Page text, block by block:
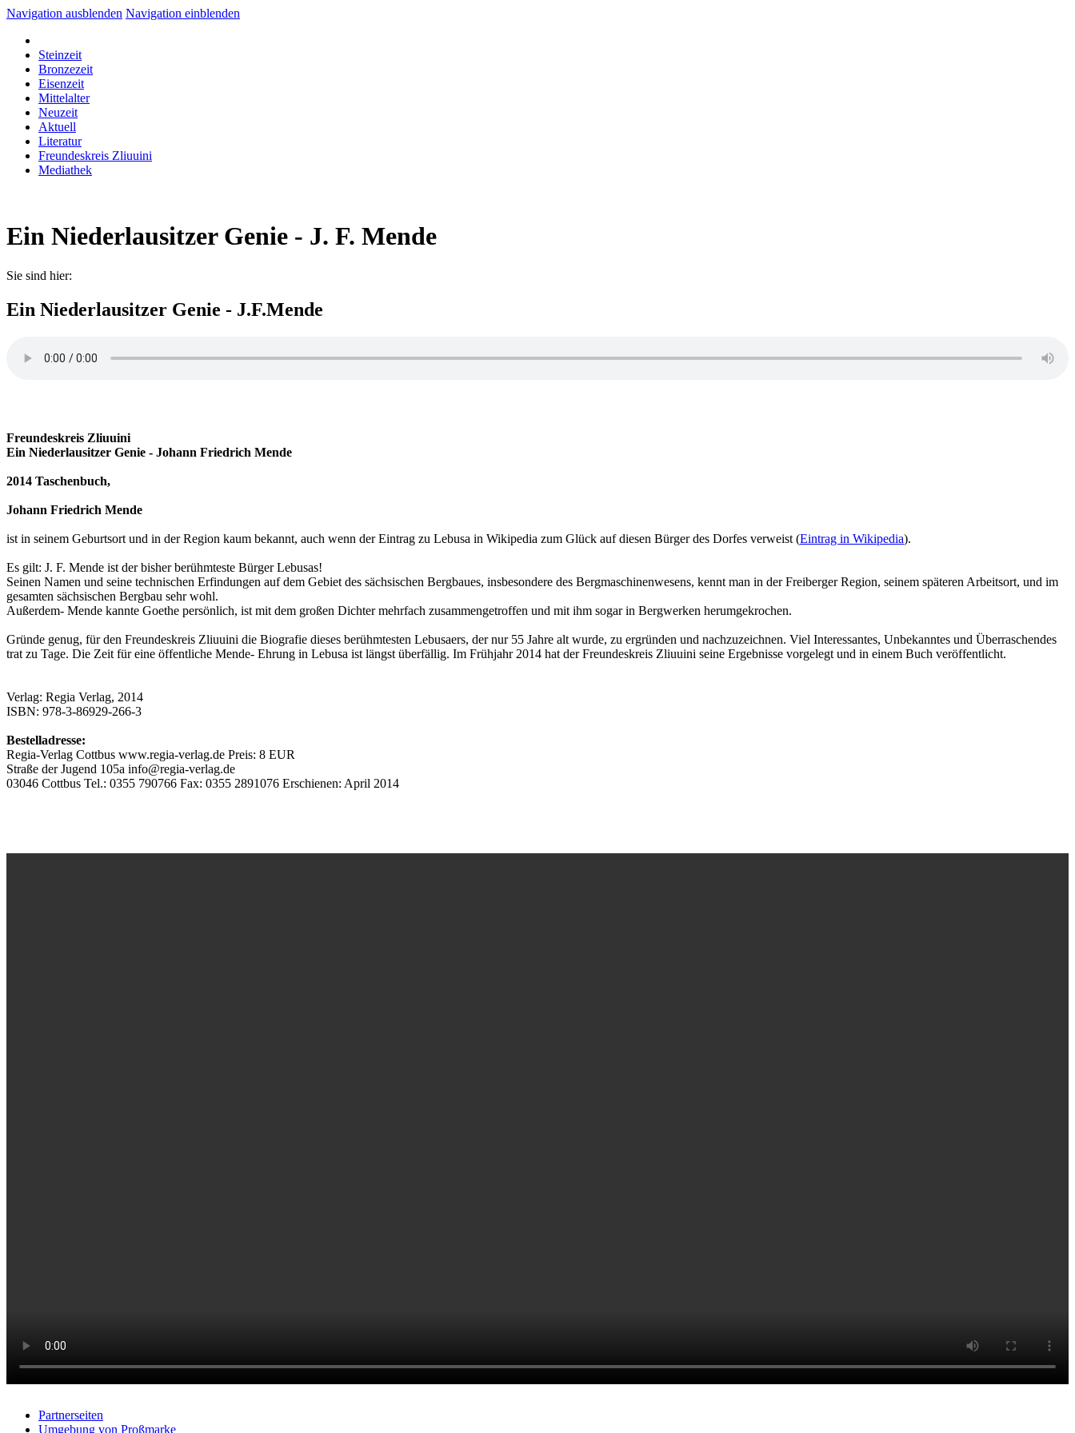
Navigation ausblenden Navigation einblenden
Steinzeit
Bronzezeit
Eisenzeit
Mittelalter
Neuzeit
Aktuell
Literatur
Freundeskreis Zliuuini
Mediathek
Ein Niederlausitzer Genie - J. F. Mende
Sie sind hier:
Ein Niederlausitzer Genie - J.F.Mende
Freundeskreis Zliuuini
Ein Niederlausitzer Genie - Johann Friedrich Mende
2014 Taschenbuch,
Johann Friedrich Mende
ist in seinem Geburtsort und in der Region kaum bekannt, auch wenn der Eintrag zu Lebusa in Wikipedia zum Glück auf diesen Bürger des Dorfes verweist (Eintrag in Wikipedia).
Es gilt: J. F. Mende ist der bisher berühmteste Bürger Lebusas!
Seinen Namen und seine technischen Erfindungen auf dem Gebiet des sächsischen Bergbaues, insbesondere des Bergmaschinenwesens, kennt man in der Freiberger Region, seinem späteren Arbeitsort, und im
gesamten sächsischen Bergbau sehr wohl.
Außerdem- Mende kannte Goethe persönlich, ist mit dem großen Dichter mehrfach zusammengetroffen und mit ihm sogar in Bergwerken herumgekrochen.
Gründe genug, für den Freundeskreis Zliuuini die Biografie dieses berühmtesten Lebusaers, der nur 55 Jahre alt wurde, zu ergründen und nachzuzeichnen. Viel Interessantes, Unbekanntes und Überraschendes
trat zu Tage. Die Zeit für eine öffentliche Mende- Ehrung in Lebusa ist längst überfällig. Im Frühjahr 2014 hat der Freundeskreis Zliuuini seine Ergebnisse vorgelegt und in einem Buch veröffentlicht.
Verlag: Regia Verlag, 2014
ISBN: 978-3-86929-266-3
Bestelladresse:
Regia-Verlag Cottbus www.regia-verlag.de Preis: 8 EUR
Straße der Jugend 105a info@regia-verlag.de
03046 Cottbus Tel.: 0355 790766 Fax: 0355 2891076 Erschienen: April 2014
Partnerseiten
Umgebung von Proßmarke